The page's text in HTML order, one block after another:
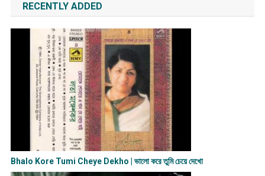
RECENTLY ADDED
Bhalo Kore Tumi Cheye Dekho | ভালো করে তুমি চেয়ে দেখো